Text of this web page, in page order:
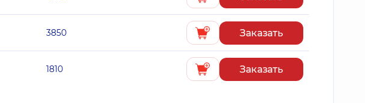
3850 Заказать
1810 Заказать